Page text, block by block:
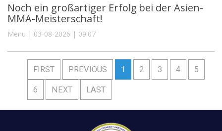
Noch ein großartiger Erfolg bei der Asien-
MMA-Meisterschaft!
Menu | 03-08-2026 | 09:07
FIRST PREVIOUS 1 2 3 4 5
6 NEXT LAST